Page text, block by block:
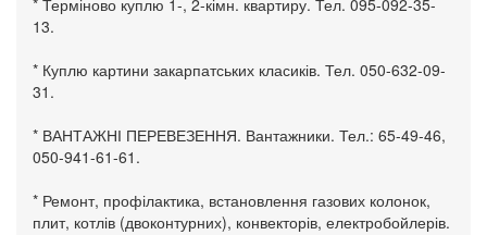
* Терміново куплю 1-, 2-кімн. квартиру. Тел. 095-092-35-
13.
* Куплю картини закарпатських класиків. Тел. 050-632-09-
31.
* ВАНТАЖНІ ПЕРЕВЕЗЕННЯ. Вантажники. Тел.: 65-49-46,
050-941-61-61.
* Ремонт, профілактика, встановлення газових колонок,
плит, котлів (двоконтурних), конвекторів, електробойлерів.